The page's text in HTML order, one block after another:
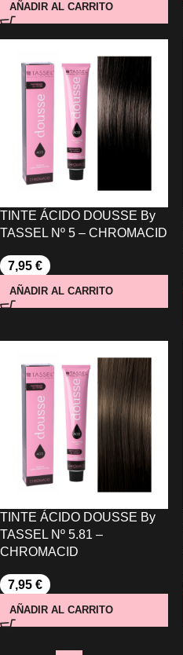
AÑADIR AL CARRITO
TINTE ÁCIDO DOUSSE By
TASSEL Nº 5 – CHROMACID
7,95 €
AÑADIR AL CARRITO
TINTE ÁCIDO DOUSSE By
TASSEL Nº 5.81 –
CHROMACID
7,95 €
AÑADIR AL CARRITO